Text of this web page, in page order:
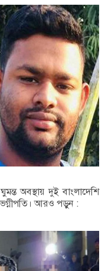
অবস্থায় দুই বাংলাদেশি
ভগ্নীপতি। আরও পড়ুন :